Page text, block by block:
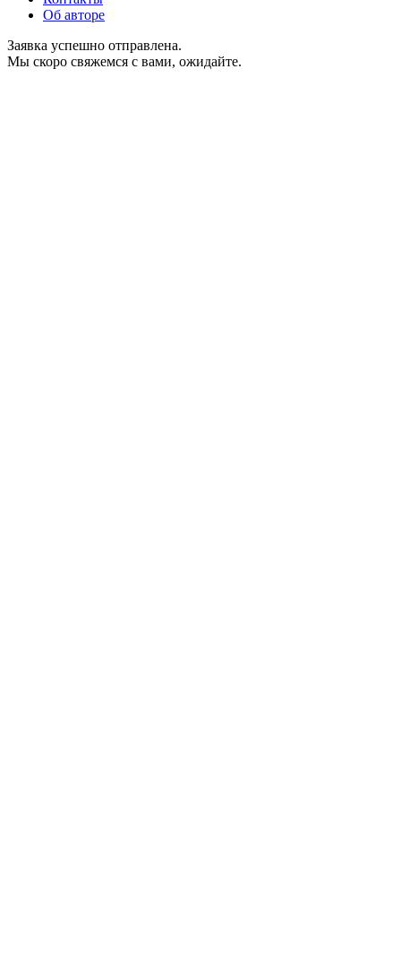
Об авторе
Заявка успешно отправлена.
Мы скоро свяжемся с вами, ожидайте.